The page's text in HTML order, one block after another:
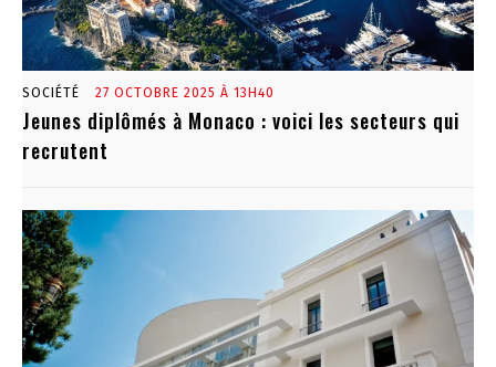
SOCIÉTÉ 27 OCTOBRE 2025 À 13H40
Jeunes diplômés à Monaco : voici les secteurs qui
recrutent